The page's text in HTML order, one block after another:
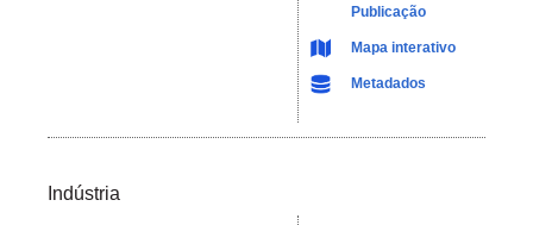
Publicação
Mapa interativo
Metadados
Indústria